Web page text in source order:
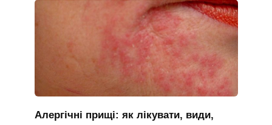
Алергічні прищі: як лікувати, види,